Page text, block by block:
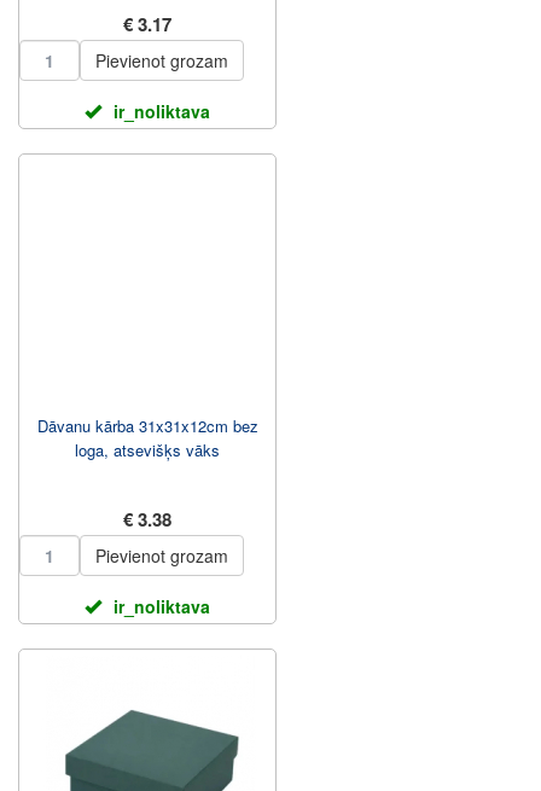
€ 3.17
Pievienot grozam
ir_noliktava
Dāvanu kārba 31x31x12cm bez
loga, atsevišķs vāks
€ 3.38
Pievienot grozam
ir_noliktava